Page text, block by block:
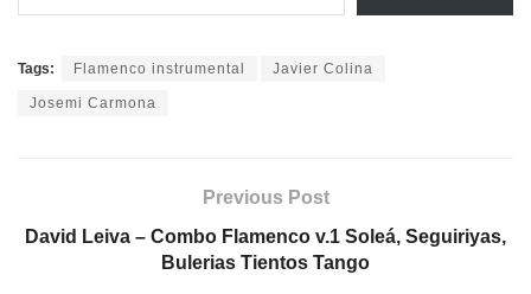
Tags: Flamenco instrumental Javier Colina
Josemi Carmona
Previous Post
David Leiva – Combo Flamenco v.1 Soleá, Seguiriyas,
Bulerias Tientos Tango